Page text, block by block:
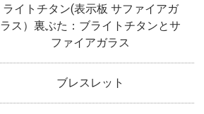
ライトチタン(表示板 サファイアガ
ラス）裏ぶた：ブライトチタンとサ
ファイアガラス
ブレスレット